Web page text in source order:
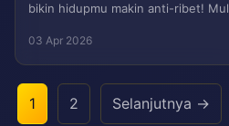
bikin hidupmu makin anti-ribet!
03 Apr 2026
1 2 Selanjutnya →